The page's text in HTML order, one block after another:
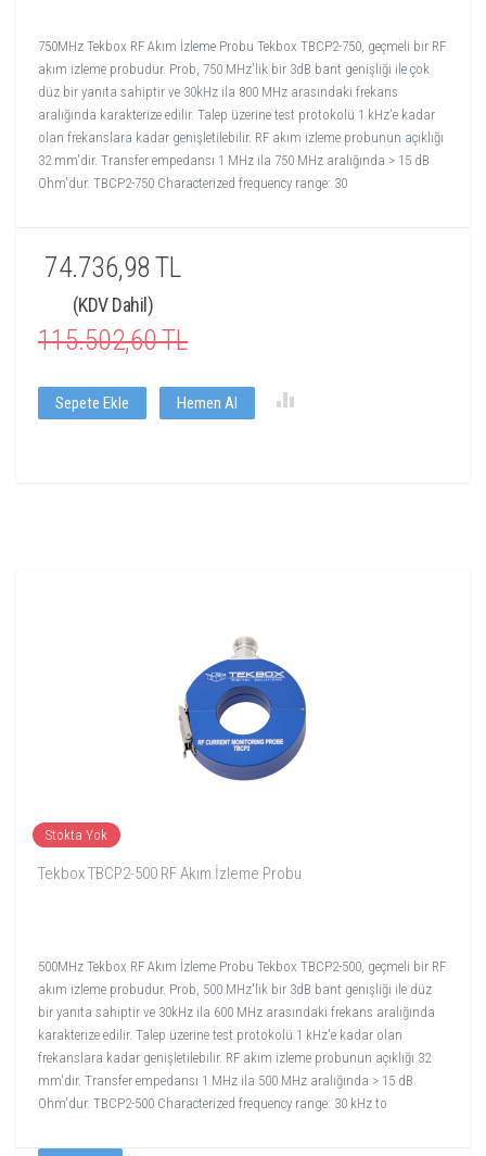
750MHz Tekbox RF Akım İzleme Probu Tekbox TBCP2-750, geçmeli bir RF
akım izleme probudur. Prob, 750 MHz'lik bir 3dB bant genişliği ile çok
düz bir yanıta sahiptir ve 30kHz ila 800 MHz arasındaki frekans
aralığında karakterize edilir. Talep üzerine test protokolü 1 kHz'e kadar
olan frekanslara kadar genişletilebilir. RF akım izleme probunun açıklığı
32 mm'dir. Transfer empedansı 1 MHz ila 750 MHz aralığında > 15 dB
Ohm'dur. TBCP2-750 Characterized frequency range: 30
74.736,98 TL
(KDV Dahil)
115.502,60 TL
Sepete Ekle Hemen Al
Stokta Yok
Tekbox TBCP2-500 RF Akım İzleme Probu
500MHz Tekbox RF Akım İzleme Probu Tekbox TBCP2-500, geçmeli bir RF
akım izleme probudur. Prob, 500 MHz'lik bir 3dB bant genişliği ile düz
bir yanıta sahiptir ve 30kHz ila 600 MHz arasındaki frekans aralığında
karakterize edilir. Talep üzerine test protokolü 1 kHz'e kadar olan
frekanslara kadar genişletilebilir. RF akım izleme probunun açıklığı 32
mm'dir. Transfer empedansı 1 MHz ila 500 MHz aralığında > 15 dB
Ohm'dur. TBCP2-500 Characterized frequency range: 30 kHz to